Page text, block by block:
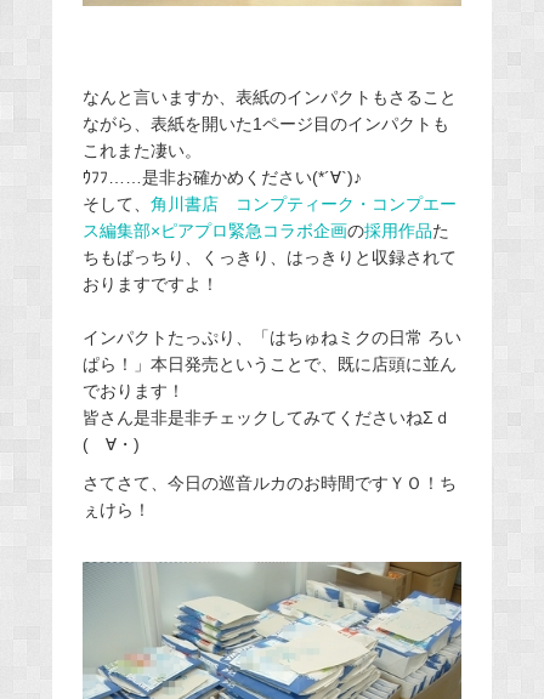
なんと言いますか、表紙のインパクトもさること
ながら、表紙を開いた1ページ目のインパクトも
これまた凄い。
ｳﾌﾌ……是非お確かめください(*´∀`)♪
そして、 角川書店 コンプティーク・コンプエー
ス編集部×ピアプロ緊急コラボ企画の採用作品た
ちもばっちり、くっきり、はっきりと収録されて
おりますですよ！
インパクトたっぷり、「はちゅねミクの日常 ろい
ぱら！」本日発売ということで、既に店頭に並ん
でおります！
皆さん是非是非チェックしてみてくださいねΣｄ
(ゝ∀・)
さてさて、今日の巡音ルカのお時間ですＹＯ！ち
ぇけら！